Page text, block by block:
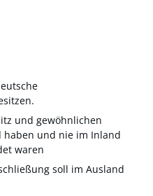
und gewöhnlichen
und nie im Inland
waren
soll im Ausland